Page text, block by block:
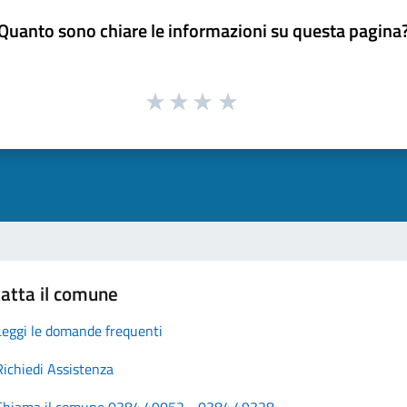
sono chiare le informazioni su questa
il comune
le domande frequenti
Assistenza